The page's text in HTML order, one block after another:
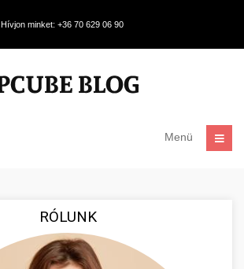
Hívjon minket: +36 70 629 06 90
Menü
RÓLUNK